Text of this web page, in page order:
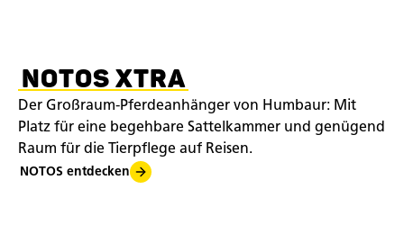
NOTOS XTRA
Der Großraum-Pferdeanhänger von Humbaur: Mit
Platz für eine begehbare Sattelkammer und genügend
Raum für die Tierpflege auf Reisen.
NOTOS entdecken